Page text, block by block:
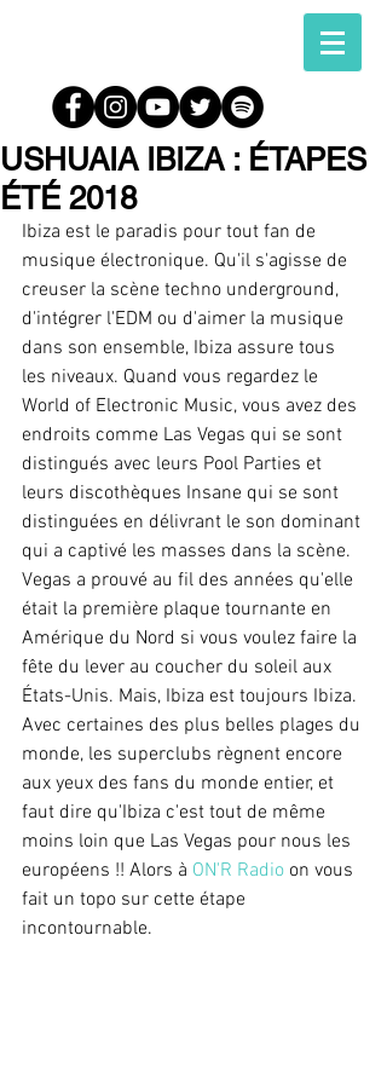
USHUAIA IBIZA : ÉTAPES
ÉTÉ 2018
Ibiza est le paradis pour tout fan de
musique électronique. Qu'il s'agisse de
creuser la scène techno underground,
d'intégrer l'EDM ou d'aimer la musique
dans son ensemble, Ibiza assure tous
les niveaux. Quand vous regardez le
World of Electronic Music, vous avez des
endroits comme Las Vegas qui se sont
distingués avec leurs Pool Parties et
leurs discothèques Insane qui se sont
distinguées en délivrant le son dominant
qui a captivé les masses dans la scène.
Vegas a prouvé au fil des années qu'elle
était la première plaque tournante en
Amérique du Nord si vous voulez faire la
fête du lever au coucher du soleil aux
États-Unis. Mais, Ibiza est toujours Ibiza.
Avec certaines des plus belles plages du
monde, les superclubs règnent encore
aux yeux des fans du monde entier, et
faut dire qu'Ibiza c'est tout de même
moins loin que Las Vegas pour nous les
européens !! Alors à ON'R Radio on vous
fait un topo sur cette étape
incontournable.